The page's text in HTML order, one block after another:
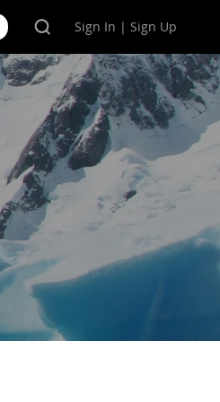
Sign In | Sign Up